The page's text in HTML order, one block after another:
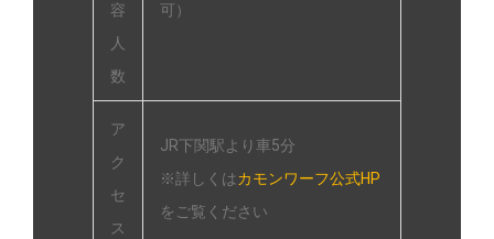
容
人
数
可）
ア
ク
セ
ス
JR下関駅より車5分
※詳しくはカモンワーフ公式HP
をご覧ください